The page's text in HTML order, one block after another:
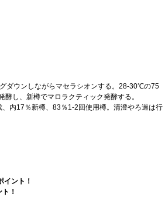
ダウンしながらマセラシオンする。28-30℃の75
酵し、新樽でマロラクティック発酵する。
内17％新樽、83％1-2回使用樽。清澄やろ過は行
イント！
！